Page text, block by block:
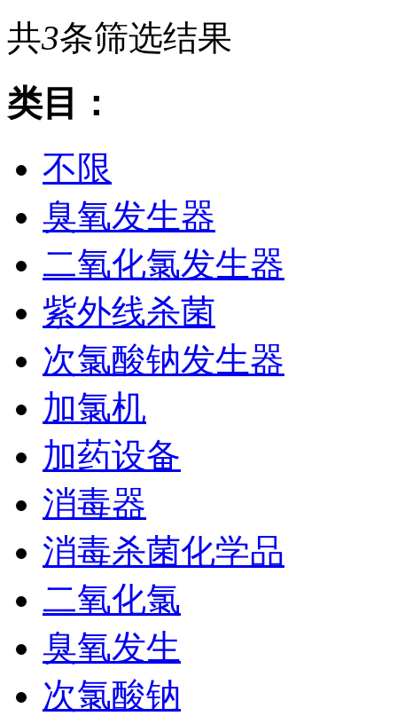
共3条筛选结果
类目：
不限
臭氧发生器
二氧化氯发生器
紫外线杀菌
次氯酸钠发生器
加氯机
加药设备
消毒器
消毒杀菌化学品
二氧化氯
臭氧发生
次氯酸钠